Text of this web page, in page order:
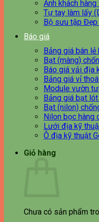
Ảnh khách
Tự tay làm lấy
Bộ sưu tập
Báo giá
Bảng giá bán lẻ
Bạt (màng)
Báo giá vải địa
Bảng giá vỉ
Module vườn
Bảng giá bạt
Bạt (nilon)
Nilon bọc hàng
Lưới địa kỹ
Ô địa kỹ thuật
Giỏ hàng
Chưa có sản phẩm